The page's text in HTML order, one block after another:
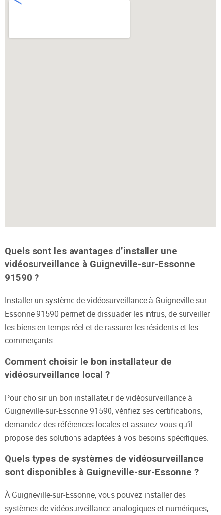
Quels sont les avantages d’installer une
vidéosurveillance à Guigneville-sur-Essonne
91590 ?
Installer un système de vidéosurveillance à Guigneville-sur-
Essonne 91590 permet de dissuader les intrus, de surveiller
les biens en temps réel et de rassurer les résidents et les
commerçants.
Comment choisir le bon installateur de
vidéosurveillance local ?
Pour choisir un bon installateur de vidéosurveillance à
Guigneville-sur-Essonne 91590, vérifiez ses certifications,
demandez des références locales et assurez-vous qu’il
propose des solutions adaptées à vos besoins spécifiques.
Quels types de systèmes de vidéosurveillance
sont disponibles à Guigneville-sur-Essonne ?
À Guigneville-sur-Essonne, vous pouvez installer des
systèmes de vidéosurveillance analogiques et numériques,